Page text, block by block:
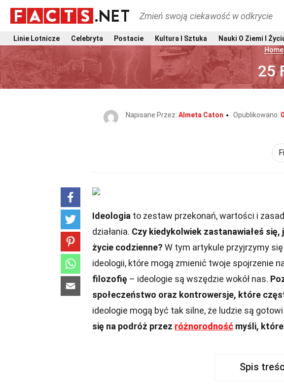
Zmień swoją ciekawość w odkrycie
Linie Lotnicze Celebryta Postacie Kultura I Sztuka Nauki O Ziemi I
Home
25
Napisane Przez: Almeta Caton Opublikowano:
Ideologia to zestaw przekonań, wartości i
działania. Czy kiedykolwiek zastanawiałeś
życie codzienne? W tym artykule przyjrzymy
ideologii, które mogą zmienić twoje spojrzenie
filozofię – ideologie są wszędzie wokół nas.
społeczeństwo oraz kontrowersje, które
ideologie mogą być tak silne, że ludzie są
się na podróż przez różnorodność myśli,
Spis